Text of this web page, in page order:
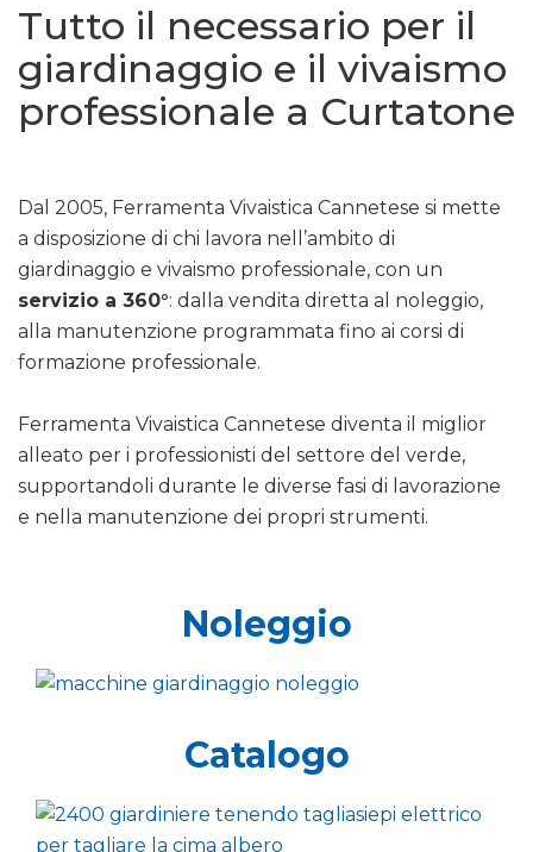
Tutto il necessario per il
giardinaggio e il vivaismo
professionale a Curtatone
Dal 2005, Ferramenta Vivaistica Cannetese si mette
a disposizione di chi lavora nell’ambito di
giardinaggio e vivaismo professionale, con un
servizio a 360°: dalla vendita diretta al noleggio,
alla manutenzione programmata fino ai corsi di
formazione professionale.
Ferramenta Vivaistica Cannetese diventa il miglior
alleato per i professionisti del settore del verde,
supportandoli durante le diverse fasi di lavorazione
e nella manutenzione dei propri strumenti.
Noleggio
Catalogo